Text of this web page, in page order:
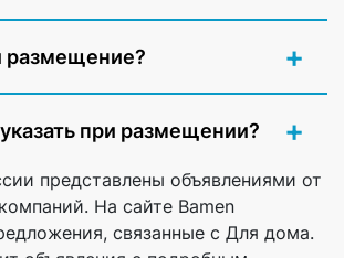
размещение?
при размещении?
представлены объявлениями от
На сайте Bamen
связанные с Для дома.